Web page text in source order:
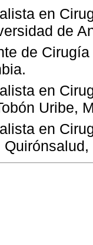
en
de
de
en
Uribe,
en